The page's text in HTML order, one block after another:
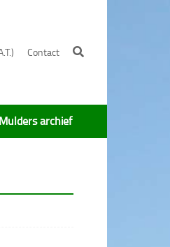
Contact
Mulders archief